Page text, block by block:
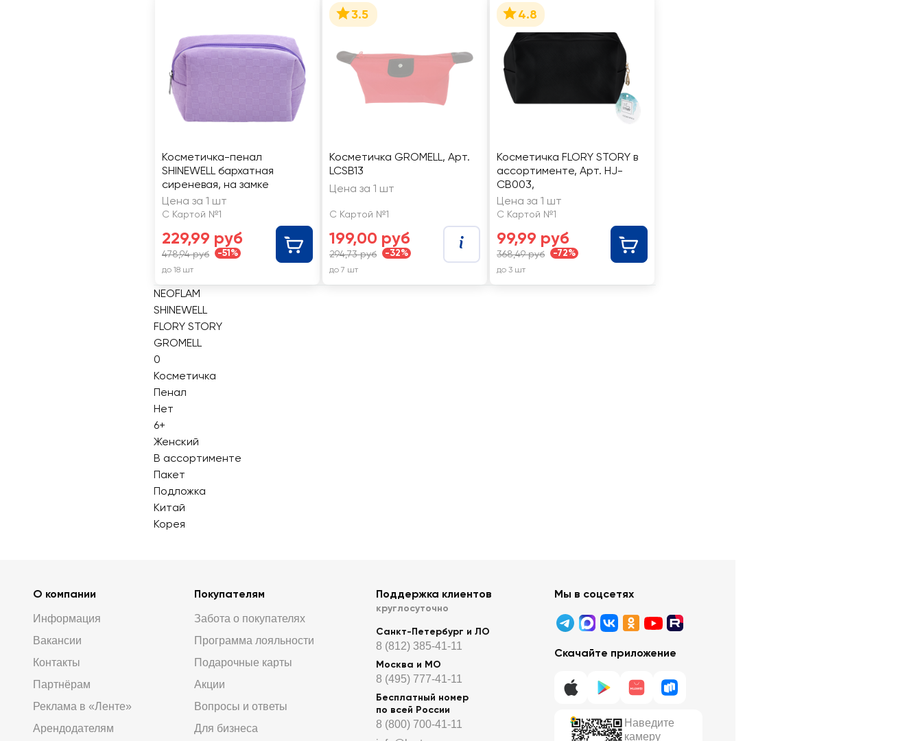
Косметичка-пенал
SHINEWELL бархатная
сиреневая, на замке
Цена за 1 шт
С Картой №1
229,99 руб
478,94 руб -51%
до 18 шт
3.5
Косметичка GROMELL, Арт.
LCSB13
Цена за 1 шт
С Картой №1
199,00 руб
294,73 руб -32%
до 7 шт
4.8
Косметичка FLORY STORY в
ассортименте, Арт. HJ-
CB003,
Цена за 1 шт
С Картой №1
99,99 руб
368,49 руб -72%
до 3 шт
NEOFLAM
SHINEWELL
FLORY STORY
GROMELL
0
Косметичка
Пенал
Нет
6+
Женский
В ассортименте
Пакет
Подложка
Китай
Корея
О компании
Информация
Вакансии
Контакты
Партнёрам
Реклама в «Ленте»
Арендодателям
Покупателям
Забота о покупателях
Программа лояльности
Подарочные карты
Акции
Вопросы и ответы
Для бизнеса
Поддержка клиентов
круглосуточно
Санкт-Петербург и ЛО
8 (812) 385-41-11
Москва и МО
8 (495) 777-41-11
Бесплатный номер
по всей России
8 (800) 700-41-11
Мы в соцсетях
Скачайте приложение
Наведите
камеру